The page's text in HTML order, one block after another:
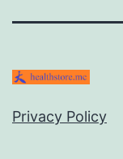
Privacy Policy